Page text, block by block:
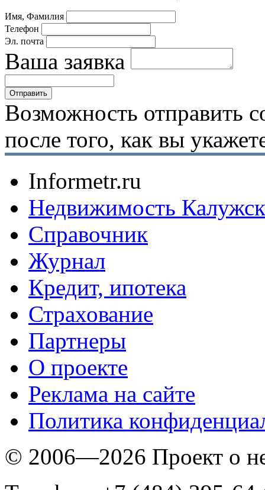
Имя, Фамилия
Телефон
Эл. почта
Ваша заявка
Возможность отправить
после того, как вы
Informetr.ru
Недвижимость
Справочник
Журнал
Кредит, ипотека
Страхование
Партнеры
O проекте
Реклама на сайте
Политика
© 2006—2026 Проект о